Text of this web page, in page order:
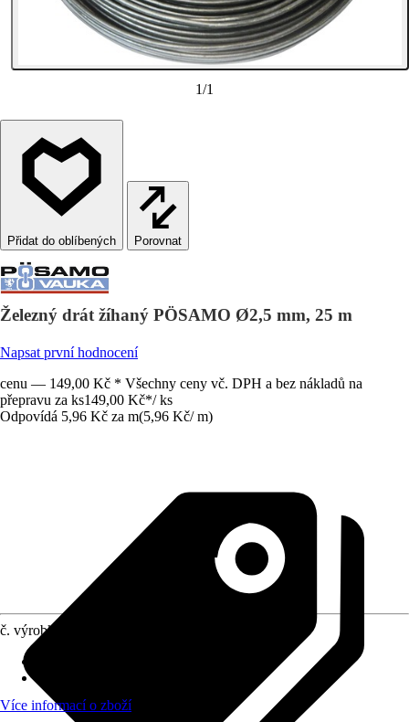
1/1
Porovnat
Železný drát žíhaný PÖSAMO Ø2,5 mm, 25 m
Napsat první hodnocení
cenu — 149,00 Kč * Všechny ceny vč. DPH a bez nákladů na
přepravu za ks149,00 Kč*/ ks
Odpovídá 5,96 Kč za m(5,96 Kč/ m)
č. výrobku
Více informací o zboží